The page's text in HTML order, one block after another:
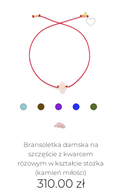
Bransoletka damska na
szczęście z kwarcem
różowym w kształcie stożka
(kamień miłości)
310.00 zł